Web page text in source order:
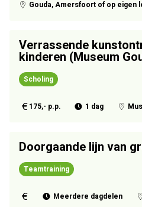
Gouda, Amersfoort of op eigen
Verrassende
kinderen (Museum
Scholing
175,- p.p. 1 dag
Doorgaande lijn van
Teamtraining
Meerdere dagdelen